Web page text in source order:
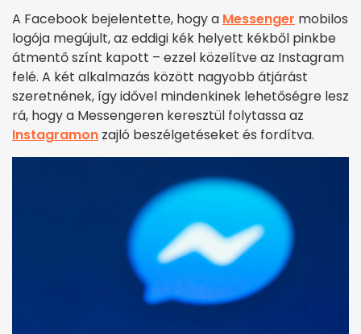
A Facebook bejelentette, hogy a Messenger mobilos
logója megújult, az eddigi kék helyett kékből pinkbe
átmentő színt kapott – ezzel közelítve az Instagram
felé. A két alkalmazás között nagyobb átjárást
szeretnének, így idővel mindenkinek lehetőségre lesz
rá, hogy a Messengeren keresztül folytassa az
Instagramon zajló beszélgetéseket és fordítva.